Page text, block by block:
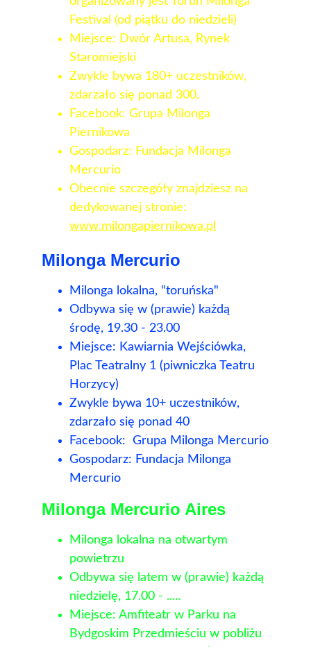
Festival (od piątku do niedzieli)
Miejsce: Dwór Artusa, Rynek
Staromiejski
Zwykle bywa 180+ uczestników,
zdarzało się ponad 300.
Facebook: Grupa Milonga
Piernikowa
Gospodarz: Fundacja Milonga
Mercurio
Obecnie szczegóły znajdziesz na
dedykowanej stronie:
www.milongapiernikowa.pl
Milonga Mercurio
Milonga lokalna, "toruńska"
Odbywa się w (prawie) każdą
środę, 19.30 - 23.00
Miejsce: Kawiarnia Wejściówka,
Plac Teatralny 1 (piwniczka Teatru
Horzycy)
Zwykle bywa 10+ uczestników,
zdarzało się ponad 40
Facebook:  Grupa Milonga Mercurio
Gospodarz: Fundacja Milonga
Mercurio
Milonga Mercurio Aires
Milonga lokalna na otwartym
powietrzu
Odbywa się latem w (prawie) każdą
niedzielę, 17.00 - .....
Miejsce: Amfiteatr w Parku na
Bydgoskim Przedmieściu w pobliżu